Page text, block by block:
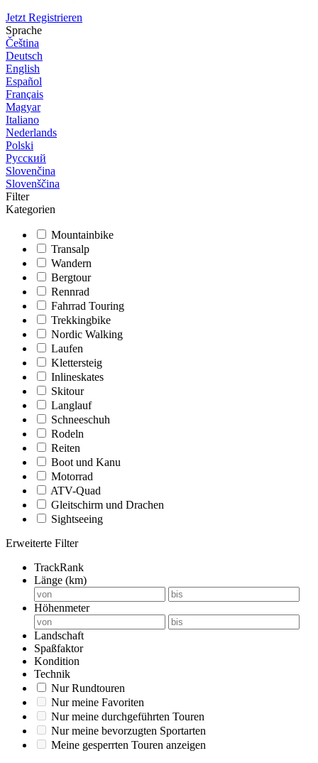
Jetzt Registrieren
Sprache
Čeština
Deutsch
English
Español
Français
Magyar
Italiano
Nederlands
Polski
Русский
Slovenčina
Slovenščina
Filter
Kategorien
Mountainbike
Transalp
Wandern
Bergtour
Rennrad
Fahrrad Touring
Trekkingbike
Nordic Walking
Laufen
Klettersteig
Inlineskates
Skitour
Langlauf
Schneeschuh
Rodeln
Reiten
Boot und Kanu
Motorrad
ATV-Quad
Gleitschirm und Drachen
Sightseeing
Erweiterte Filter
TrackRank
Länge (km)
Höhenmeter
Landschaft
Spaßfaktor
Kondition
Technik
Nur Rundtouren
Nur meine Favoriten
Nur meine durchgeführten Touren
Nur meine bevorzugten Sportarten
Meine gesperrten Touren anzeigen